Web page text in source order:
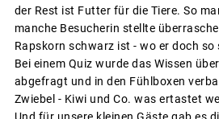
der Rest ist Futter für die Tiere. So
manche Besucherin stellte
Rapskorn schwarz ist - wo er doch so
Bei einem Quiz wurde das Wissen
abgefragt und in den Fühlboxen
Zwiebel - Kiwi und Co. was ertastet
Und für unsere kleinen Gäste gab es